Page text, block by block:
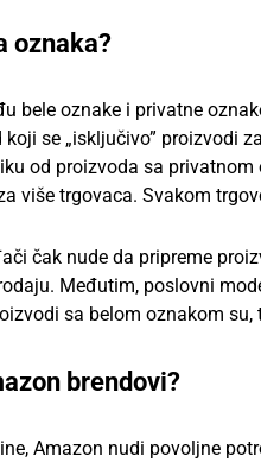
oznaka?
bele oznake i privatne
koji se „isključivo” proizvodi
od proizvoda sa
više trgovaca. Svakom
čak nude da pripreme
Međutim, poslovni
sa belom oznakom
brendovi?
Amazon nudi povoljne